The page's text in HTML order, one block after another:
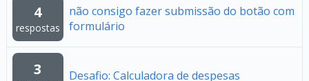
4
respostas
não consigo fazer submissão do botão com
formulário
3 Desafio: Calculadora de despesas